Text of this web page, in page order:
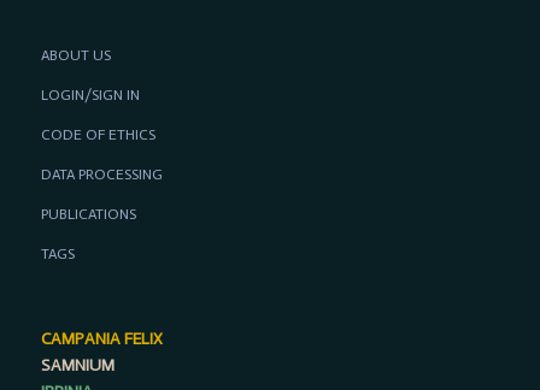
ABOUT US
LOGIN/SIGN IN
CODE OF ETHICS
DATA PROCESSING
PUBLICATIONS
TAGS
CAMPANIA FELIX
SAMNIUM